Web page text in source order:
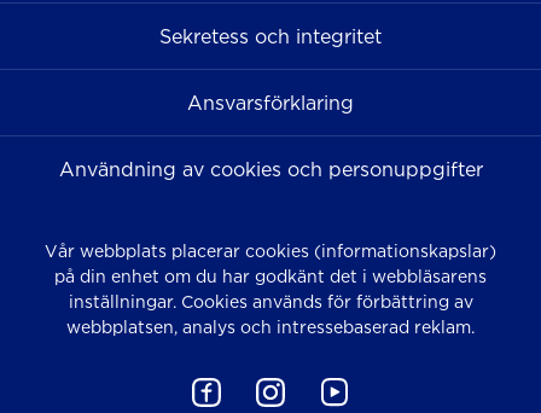
Sekretess och integritet
Ansvarsförklaring
Användning av cookies och personuppgifter
Vår webbplats placerar cookies (informationskapslar)
på din enhet om du har godkänt det i webbläsarens
inställningar. Cookies används för förbättring av
webbplatsen, analys och intressebaserad reklam.